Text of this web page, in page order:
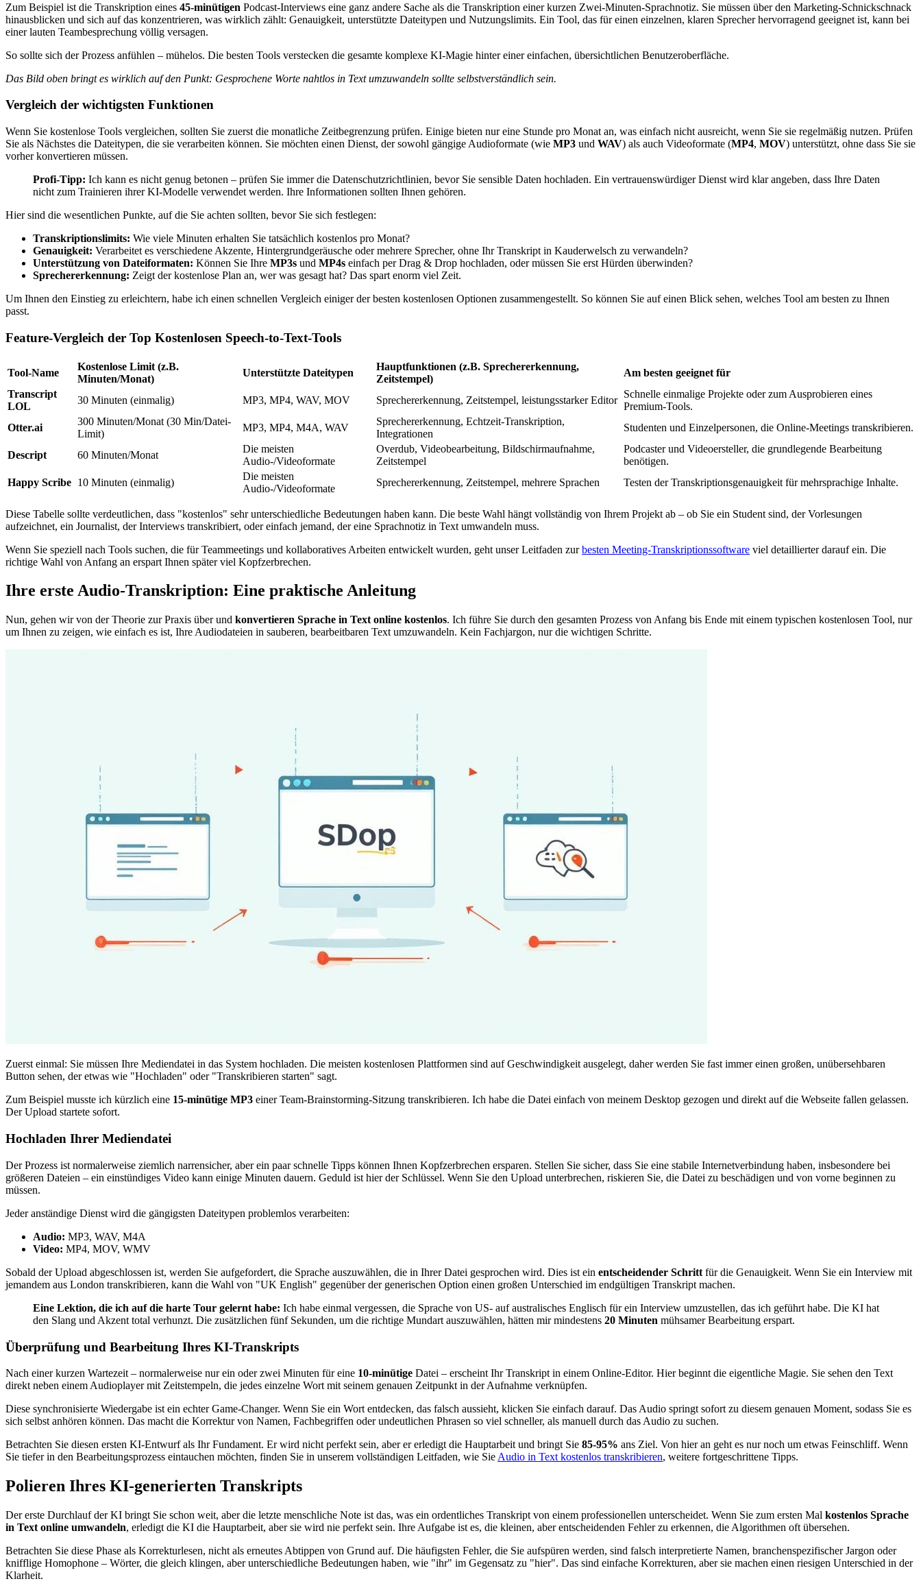
Zum Beispiel ist die Transkription eines 45-minütigen Podcast-Interviews eine ganz andere Sache als die Transkription einer kurzen Zwei-Minuten-Sprachnotiz. Sie müssen über den Marketing-Schnickschnack
hinausblicken und sich auf das konzentrieren, was wirklich zählt: Genauigkeit, unterstützte Dateitypen und Nutzungslimits. Ein Tool, das für einen einzelnen, klaren Sprecher hervorragend geeignet ist, kann bei
einer lauten Teambesprechung völlig versagen.
So sollte sich der Prozess anfühlen – mühelos. Die besten Tools verstecken die gesamte komplexe KI-Magie hinter einer einfachen, übersichtlichen Benutzeroberfläche.
Das Bild oben bringt es wirklich auf den Punkt: Gesprochene Worte nahtlos in Text umzuwandeln sollte selbstverständlich sein.
Vergleich der wichtigsten Funktionen
Wenn Sie kostenlose Tools vergleichen, sollten Sie zuerst die monatliche Zeitbegrenzung prüfen. Einige bieten nur eine Stunde pro Monat an, was einfach nicht ausreicht, wenn Sie sie regelmäßig nutzen. Prüfen
Sie als Nächstes die Dateitypen, die sie verarbeiten können. Sie möchten einen Dienst, der sowohl gängige Audioformate (wie MP3 und WAV) als auch Videoformate (MP4, MOV) unterstützt, ohne dass Sie sie
vorher konvertieren müssen.
Profi-Tipp: Ich kann es nicht genug betonen – prüfen Sie immer die Datenschutzrichtlinien, bevor Sie sensible Daten hochladen. Ein vertrauenswürdiger Dienst wird klar angeben, dass Ihre Daten
nicht zum Trainieren ihrer KI-Modelle verwendet werden. Ihre Informationen sollten Ihnen gehören.
Hier sind die wesentlichen Punkte, auf die Sie achten sollten, bevor Sie sich festlegen:
Transkriptionslimits: Wie viele Minuten erhalten Sie tatsächlich kostenlos pro Monat?
Genauigkeit: Verarbeitet es verschiedene Akzente, Hintergrundgeräusche oder mehrere Sprecher, ohne Ihr Transkript in Kauderwelsch zu verwandeln?
Unterstützung von Dateiformaten: Können Sie Ihre MP3s und MP4s einfach per Drag & Drop hochladen, oder müssen Sie erst Hürden überwinden?
Sprechererkennung: Zeigt der kostenlose Plan an, wer was gesagt hat? Das spart enorm viel Zeit.
Um Ihnen den Einstieg zu erleichtern, habe ich einen schnellen Vergleich einiger der besten kostenlosen Optionen zusammengestellt. So können Sie auf einen Blick sehen, welches Tool am besten zu Ihnen
passt.
Feature-Vergleich der Top Kostenlosen Speech-to-Text-Tools
Tool-Name
Kostenlose Limit (z.B.
Minuten/Monat)
Unterstützte Dateitypen
Hauptfunktionen (z.B. Sprechererkennung,
Zeitstempel)
Am besten geeignet für
Transcript
LOL
30 Minuten (einmalig) MP3, MP4, WAV, MOV Sprechererkennung, Zeitstempel, leistungsstarker Editor
Schnelle einmalige Projekte oder zum Ausprobieren eines
Premium-Tools.
Otter.ai
300 Minuten/Monat (30 Min/Datei-
Limit)
MP3, MP4, M4A, WAV
Sprechererkennung, Echtzeit-Transkription,
Integrationen
Studenten und Einzelpersonen, die Online-Meetings transkribieren.
Descript 60 Minuten/Monat
Die meisten
Audio-/Videoformate
Overdub, Videobearbeitung, Bildschirmaufnahme,
Zeitstempel
Podcaster und Videoersteller, die grundlegende Bearbeitung
benötigen.
Happy Scribe 10 Minuten (einmalig)
Die meisten
Audio-/Videoformate
Sprechererkennung, Zeitstempel, mehrere Sprachen Testen der Transkriptionsgenauigkeit für mehrsprachige Inhalte.
Diese Tabelle sollte verdeutlichen, dass "kostenlos" sehr unterschiedliche Bedeutungen haben kann. Die beste Wahl hängt vollständig von Ihrem Projekt ab – ob Sie ein Student sind, der Vorlesungen
aufzeichnet, ein Journalist, der Interviews transkribiert, oder einfach jemand, der eine Sprachnotiz in Text umwandeln muss.
Wenn Sie speziell nach Tools suchen, die für Teammeetings und kollaboratives Arbeiten entwickelt wurden, geht unser Leitfaden zurbesten Meeting-Transkriptionssoftware viel detaillierter darauf ein. Die
richtige Wahl von Anfang an erspart Ihnen später viel Kopfzerbrechen.
Ihre erste Audio-Transkription: Eine praktische Anleitung
Nun, gehen wir von der Theorie zur Praxis über und konvertieren Sprache in Text online kostenlos. Ich führe Sie durch den gesamten Prozess von Anfang bis Ende mit einem typischen kostenlosen Tool, nur
um Ihnen zu zeigen, wie einfach es ist, Ihre Audiodateien in sauberen, bearbeitbaren Text umzuwandeln. Kein Fachjargon, nur die wichtigen Schritte.
Zuerst einmal: Sie müssen Ihre Mediendatei in das System hochladen. Die meisten kostenlosen Plattformen sind auf Geschwindigkeit ausgelegt, daher werden Sie fast immer einen großen, unübersehbaren
Button sehen, der etwas wie "Hochladen" oder "Transkribieren starten" sagt.
Zum Beispiel musste ich kürzlich eine 15-minütige MP3 einer Team-Brainstorming-Sitzung transkribieren. Ich habe die Datei einfach von meinem Desktop gezogen und direkt auf die Webseite fallen gelassen.
Der Upload startete sofort.
Hochladen Ihrer Mediendatei
Der Prozess ist normalerweise ziemlich narrensicher, aber ein paar schnelle Tipps können Ihnen Kopfzerbrechen ersparen. Stellen Sie sicher, dass Sie eine stabile Internetverbindung haben, insbesondere bei
größeren Dateien – ein einstündiges Video kann einige Minuten dauern. Geduld ist hier der Schlüssel. Wenn Sie den Upload unterbrechen, riskieren Sie, die Datei zu beschädigen und von vorne beginnen zu
müssen.
Jeder anständige Dienst wird die gängigsten Dateitypen problemlos verarbeiten:
Audio: MP3, WAV, M4A
Video: MP4, MOV, WMV
Sobald der Upload abgeschlossen ist, werden Sie aufgefordert, die Sprache auszuwählen, die in Ihrer Datei gesprochen wird. Dies ist ein entscheidender Schritt für die Genauigkeit. Wenn Sie ein Interview mit
jemandem aus London transkribieren, kann die Wahl von "UK English" gegenüber der generischen Option einen großen Unterschied im endgültigen Transkript machen.
Eine Lektion, die ich auf die harte Tour gelernt habe: Ich habe einmal vergessen, die Sprache von US- auf australisches Englisch für ein Interview umzustellen, das ich geführt habe. Die KI hat
den Slang und Akzent total verhunzt. Die zusätzlichen fünf Sekunden, um die richtige Mundart auszuwählen, hätten mir mindestens 20 Minuten mühsamer Bearbeitung erspart.
Überprüfung und Bearbeitung Ihres KI-Transkripts
Nach einer kurzen Wartezeit – normalerweise nur ein oder zwei Minuten für eine 10-minütige Datei – erscheint Ihr Transkript in einem Online-Editor. Hier beginnt die eigentliche Magie. Sie sehen den Text
direkt neben einem Audioplayer mit Zeitstempeln, die jedes einzelne Wort mit seinem genauen Zeitpunkt in der Aufnahme verknüpfen.
Diese synchronisierte Wiedergabe ist ein echter Game-Changer. Wenn Sie ein Wort entdecken, das falsch aussieht, klicken Sie einfach darauf. Das Audio springt sofort zu diesem genauen Moment, sodass Sie es
sich selbst anhören können. Das macht die Korrektur von Namen, Fachbegriffen oder undeutlichen Phrasen so viel schneller, als manuell durch das Audio zu suchen.
Betrachten Sie diesen ersten KI-Entwurf als Ihr Fundament. Er wird nicht perfekt sein, aber er erledigt die Hauptarbeit und bringt Sie 85-95% ans Ziel. Von hier an geht es nur noch um etwas Feinschliff. Wenn
Sie tiefer in den Bearbeitungsprozess eintauchen möchten, finden Sie in unserem vollständigen Leitfaden, wie Sie Audio in Text kostenlos transkribieren, weitere fortgeschrittene Tipps.
Polieren Ihres KI-generierten Transkripts
Der erste Durchlauf der KI bringt Sie schon weit, aber die letzte menschliche Note ist das, was ein ordentliches Transkript von einem professionellen unterscheidet. Wenn Sie zum ersten Mal kostenlos Sprache
in Text online umwandeln, erledigt die KI die Hauptarbeit, aber sie wird nie perfekt sein. Ihre Aufgabe ist es, die kleinen, aber entscheidenden Fehler zu erkennen, die Algorithmen oft übersehen.
Betrachten Sie diese Phase als Korrekturlesen, nicht als erneutes Abtippen von Grund auf. Die häufigsten Fehler, die Sie aufspüren werden, sind falsch interpretierte Namen, branchenspezifischer Jargon oder
knifflige Homophone – Wörter, die gleich klingen, aber unterschiedliche Bedeutungen haben, wie "ihr" im Gegensatz zu "hier". Das sind einfache Korrekturen, aber sie machen einen riesigen Unterschied in der
Klarheit.